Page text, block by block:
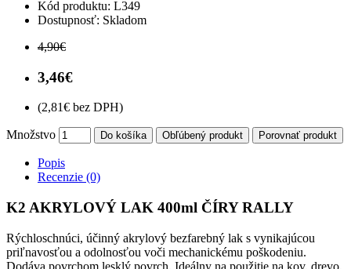
Kód produktu: L349
Dostupnosť: Skladom
4,90€
3,46€
(2,81€ bez DPH)
Množstvo Do košíka Obľúbený produkt Porovnať produkt
Popis
Recenzie (0)
K2 AKRYLOVÝ LAK 400ml ČÍRY RALLY
Rýchloschnúci, účinný akrylový bezfarebný lak s vynikajúcou
priľnavosťou a odolnosťou voči mechanickému poškodeniu.
Dodáva povrchom lesklý povrch. Ideálny na použitie na kov, drevo,